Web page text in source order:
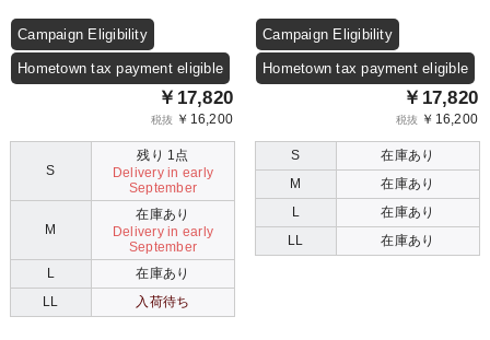
Campaign Eligibility
Hometown tax payment eligible
￥17,820
税抜 ￥16,200
S
残り 1点
Delivery in early
September
M
在庫あり
Delivery in early
September
L
在庫あり
LL
入荷待ち
Campaign Eligibility
Hometown tax payment eligible
￥17,820
税抜 ￥16,200
S
在庫あり
M
在庫あり
L
在庫あり
LL
在庫あり